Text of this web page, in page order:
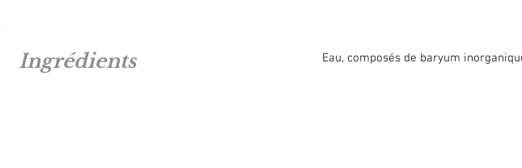
Ingrédients Eau, composés de baryum